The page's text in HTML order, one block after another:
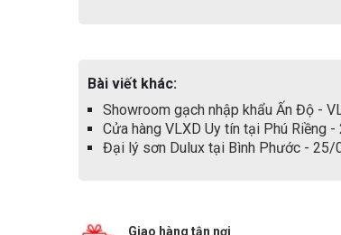
Bài viết khác:
Showroom gạch nhập khẩu Ấn Độ -
Cửa hàng VLXD Uy tín tại Phú Riềng
Đại lý sơn Dulux tại Bình Phước - 25/
Giao hàng tận nơi